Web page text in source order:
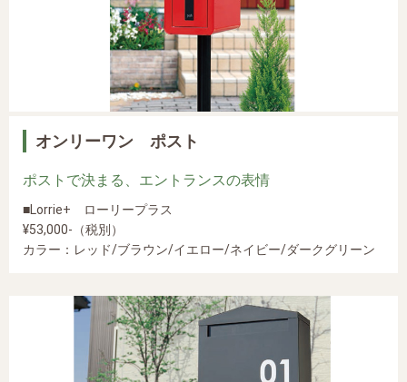
オンリーワン ポスト
ポストで決まる、エントランスの表情
■Lorrie+ ローリープラス
¥53,000-（税別）
カラー：レッド/ブラウン/イエロー/ネイビー/ダークグリーン